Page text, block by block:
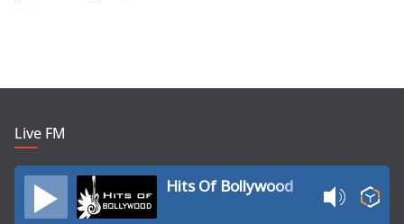
Live FM
Hits Of Bollywood